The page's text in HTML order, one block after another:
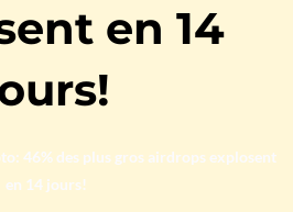
en 14
46% des plus gros airdrops explosent
en 14 jours!